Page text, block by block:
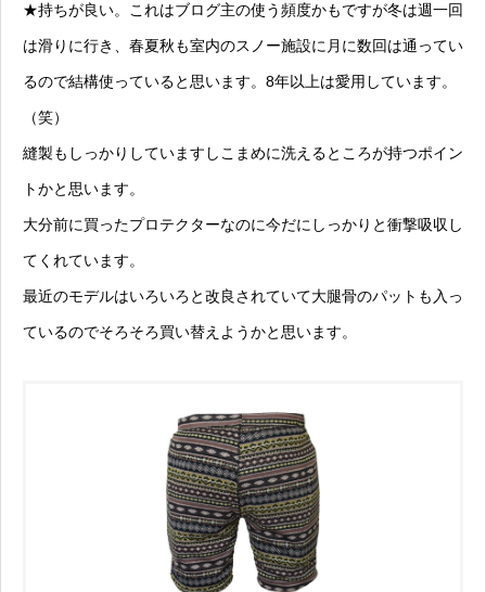
★持ちが良い。これはブログ主の使う頻度かもですが冬は週一回
は滑りに行き、春夏秋も室内のスノー施設に月に数回は通ってい
るので結構使っていると思います。8年以上は愛用しています。
（笑）
縫製もしっかりしていますしこまめに洗えるところが持つポイン
トかと思います。
大分前に買ったプロテクターなのに今だにしっかりと衝撃吸収し
てくれています。
最近のモデルはいろいろと改良されていて大腿骨のパットも入っ
ているのでそろそろ買い替えようかと思います。